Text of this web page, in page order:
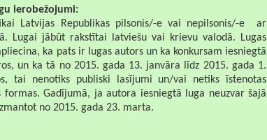
ierobežojumi:
Latvijas Republikas pilsonis/-e vai nepilsonis/-e
ar
Lugai jābūt rakstītai latviešu vai krievu valodā. Lugas
ka pats ir lugas autors un ka konkursam iesniegtā
un ka tā no 2015. gada 13. janvāra līdz 2015. gada 1.
tai nenotiks publiski lasījumi un/vai netiks īstenotas
formas. Gadījumā, ja autora iesniegtā luga neuzvar šajā
no 2015. gada 23. marta.